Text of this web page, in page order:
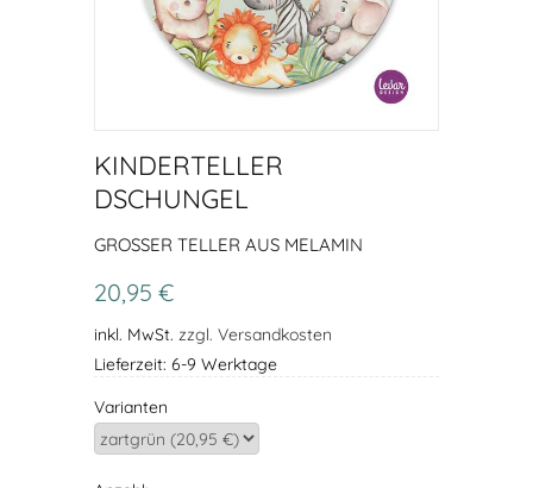
KINDERTELLER
DSCHUNGEL
GROSSER TELLER AUS MELAMIN
20,95 €
inkl. MwSt. zzgl. Versandkosten
Lieferzeit: 6-9 Werktage
Varianten